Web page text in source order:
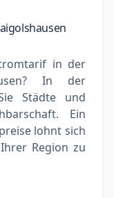
in der
In der
Städte und
Ein
lohnt sich
Region zu